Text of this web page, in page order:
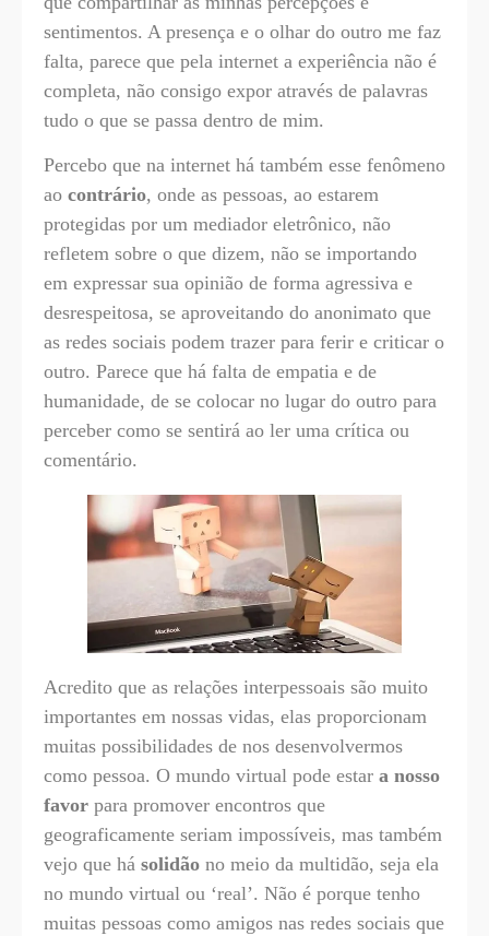
sentimentos. A presença e o olhar do outro me faz
falta, parece que pela internet a experiência não é
completa, não consigo expor através de palavras
tudo o que se passa dentro de mim.
Percebo que na internet há também esse fenômeno
ao contrário, onde as pessoas, ao estarem
protegidas por um mediador eletrônico, não
refletem sobre o que dizem, não se importando
em expressar sua opinião de forma agressiva e
desrespeitosa, se aproveitando do anonimato que
as redes sociais podem trazer para ferir e criticar o
outro. Parece que há falta de empatia e de
humanidade, de se colocar no lugar do outro para
perceber como se sentirá ao ler uma crítica ou
comentário.
Acredito que as relações interpessoais são muito
importantes em nossas vidas, elas proporcionam
muitas possibilidades de nos desenvolvermos
como pessoa. O mundo virtual pode estar a nosso
favor para promover encontros que
geograficamente seriam impossíveis, mas também
vejo que há solidão no meio da multidão, seja ela
no mundo virtual ou ‘real’. Não é porque tenho
muitas pessoas como amigos nas redes sociais que